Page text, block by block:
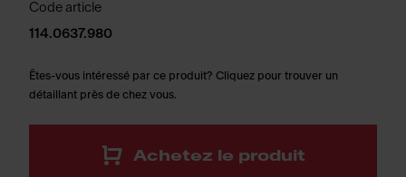
Code article
114.0637.980
Êtes-vous intéressé par ce produit? Cliquez pour trouver un
détaillant près de chez vous.
Achetez le produit